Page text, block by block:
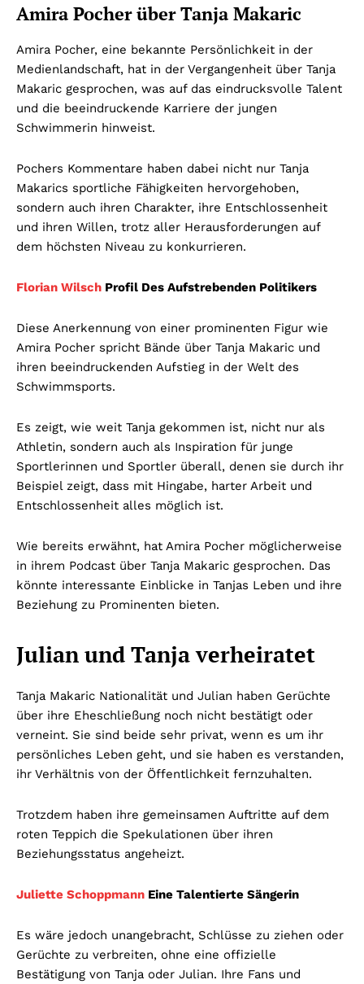
Amira Pocher über Tanja Makaric
Amira Pocher, eine bekannte Persönlichkeit in der
Medienlandschaft, hat in der Vergangenheit über Tanja
Makaric gesprochen, was auf das eindrucksvolle Talent
und die beeindruckende Karriere der jungen
Schwimmerin hinweist.
Pochers Kommentare haben dabei nicht nur Tanja
Makarics sportliche Fähigkeiten hervorgehoben,
sondern auch ihren Charakter, ihre Entschlossenheit
und ihren Willen, trotz aller Herausforderungen auf
dem höchsten Niveau zu konkurrieren.
Florian Wilsch Profil Des Aufstrebenden Politikers
Diese Anerkennung von einer prominenten Figur wie
Amira Pocher spricht Bände über Tanja Makaric und
ihren beeindruckenden Aufstieg in der Welt des
Schwimmsports.
Es zeigt, wie weit Tanja gekommen ist, nicht nur als
Athletin, sondern auch als Inspiration für junge
Sportlerinnen und Sportler überall, denen sie durch ihr
Beispiel zeigt, dass mit Hingabe, harter Arbeit und
Entschlossenheit alles möglich ist.
Wie bereits erwähnt, hat Amira Pocher möglicherweise
in ihrem Podcast über Tanja Makaric gesprochen. Das
könnte interessante Einblicke in Tanjas Leben und ihre
Beziehung zu Prominenten bieten.
Julian und Tanja verheiratet
Tanja Makaric Nationalität und Julian haben Gerüchte
über ihre Eheschließung noch nicht bestätigt oder
verneint. Sie sind beide sehr privat, wenn es um ihr
persönliches Leben geht, und sie haben es verstanden,
ihr Verhältnis von der Öffentlichkeit fernzuhalten.
Trotzdem haben ihre gemeinsamen Auftritte auf dem
roten Teppich die Spekulationen über ihren
Beziehungsstatus angeheizt.
Juliette Schoppmann Eine Talentierte Sängerin
Es wäre jedoch unangebracht, Schlüsse zu ziehen oder
Gerüchte zu verbreiten, ohne eine offizielle
Bestätigung von Tanja oder Julian. Ihre Fans und